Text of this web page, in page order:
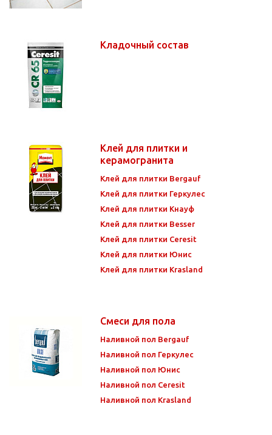
Кладочный состав
Клей для плитки и
керамогранита
Клей для плитки Bergauf
Клей для плитки Геркулес
Клей для плитки Кнауф
Клей для плитки Besser
Клей для плитки Ceresit
Клей для плитки Юнис
Клей для плитки Krasland
Смеси для пола
Наливной пол Bergauf
Наливной пол Геркулес
Наливной пол Юнис
Наливной пол Ceresit
Наливной пол Krasland